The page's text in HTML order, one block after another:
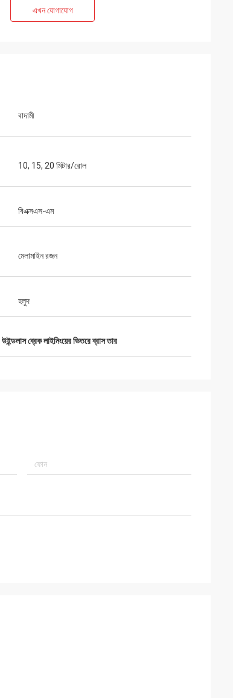
এখন যোগাযোগ
বাদামী
10, 15, 20 মিটার/রোল
বিএক্সএস-এম
মেলামাইন রজন
হলুদ
উইন্ডলাস ব্রেক লাইনিংয়ের ভিতরে ব্রাস তার